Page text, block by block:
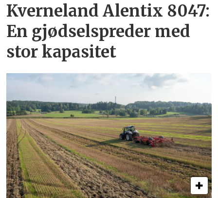
Kverneland Alentix 8047:
En gjødsel­spreder med
stor kapasitet